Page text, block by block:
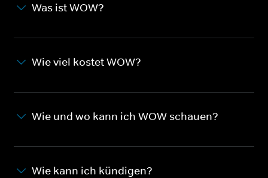
Was ist WOW?
Wie viel kostet WOW?
Wie und wo kann ich WOW schauen?
Wie kann ich kündigen?